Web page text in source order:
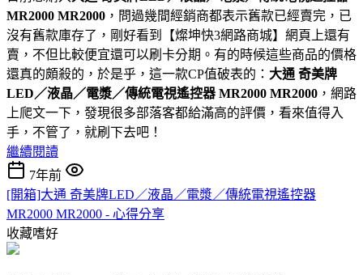
MR2000 MR2000 ，問過幾間經銷商都表示舊款已經賣完，已
沒有舊款庫存了，剛好看到【燦坤快3網路商城】網頁上還有
賣，不但比較便宜還可以刷卡分期。有的時候這些商品的價格
還真的頗殺的，於是乎，這一款CP值破表的： 大通 奇美牌
LED／液晶／電漿／傳統電視遙控器 MR2000 MR2000 ，網路
上爬文一下，發現很多部落客都給滿高的評價，看來值得入
手，不管了，就刷下去吧！
繼續閱讀
7年前
[開箱]大通 奇美牌LED／液晶／電漿／傳統電視遙控器
MR2000 MR2000 - 心得分享
收藏嗜好